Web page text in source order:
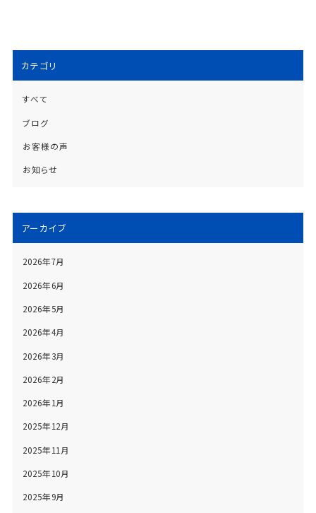
カテゴリ
すべて
ブログ
お客様の声
お知らせ
アーカイブ
2026年7月
2026年6月
2026年5月
2026年4月
2026年3月
2026年2月
2026年1月
2025年12月
2025年11月
2025年10月
2025年9月